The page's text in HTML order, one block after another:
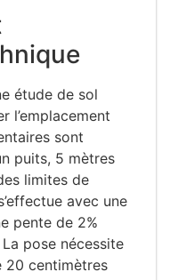
étude de sol
l’emplacement
sont
puits, 5 mètres
limites de
avec une
pente de 2%
pose nécessite
20 centimètres